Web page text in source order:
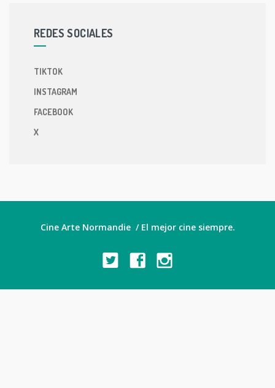
REDES SOCIALES
TIKTOK
INSTAGRAM
FACEBOOK
X
Cine Arte Normandie / El mejor cine siempre.